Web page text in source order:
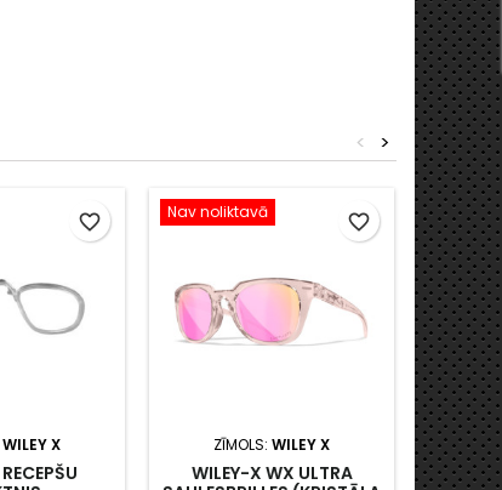
>
<
WILEY X
favorite_border Nav noliktavā
ZĪMOLS: WILEY X
WILEY-X WX ULTRA
favorite_border